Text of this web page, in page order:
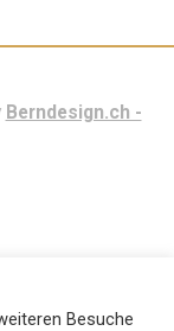
Berndesign.ch -
Besuche